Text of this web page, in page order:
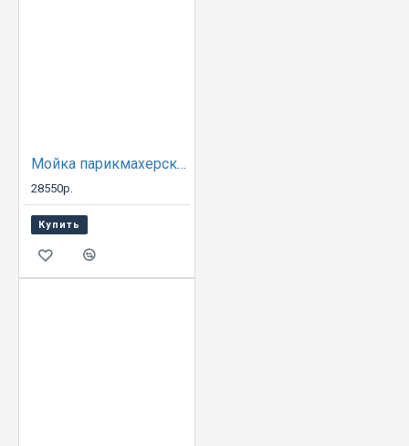
Мойка парикмахерская АКВА с креслом ИНЕКС
28550р.
Купить